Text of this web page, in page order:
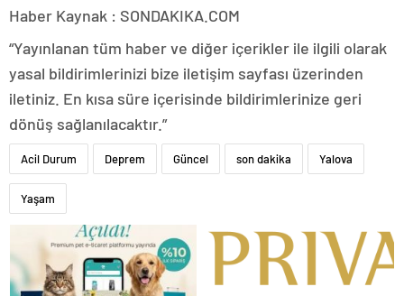
Haber Kaynak : SONDAKIKA.COM
“Yayınlanan tüm haber ve diğer içerikler ile ilgili olarak
yasal bildirimlerinizi bize iletişim sayfası üzerinden
iletiniz. En kısa süre içerisinde bildirimlerinize geri
dönüş sağlanılacaktır.”
Acil Durum Deprem Güncel son dakika Yalova
Yaşam